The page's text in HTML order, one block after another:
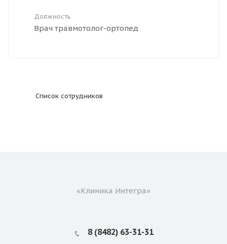
Должность
Врач травмотолог-ортопед
Список сотрудников
«Клиника Интегра»
8 (8482) 63-31-31